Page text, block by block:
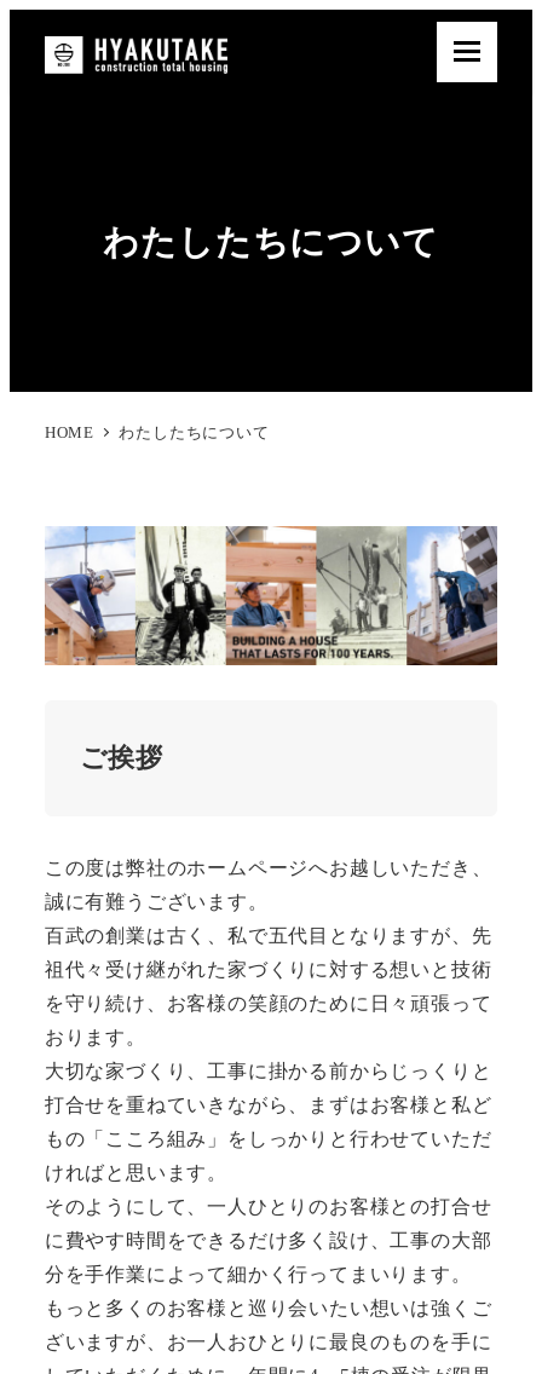
わたしたちについて
HOME わたしたちについて
ご挨拶
この度は弊社のホームページへお越しいただき、
誠に有難うございます。
百武の創業は古く、私で五代目となりますが、先
祖代々受け継がれた家づくりに対する想いと技術
を守り続け、お客様の笑顔のために日々頑張って
おります。
大切な家づくり、工事に掛かる前からじっくりと
打合せを重ねていきながら、まずはお客様と私ど
もの「こころ組み」をしっかりと行わせていただ
ければと思います。
そのようにして、一人ひとりのお客様との打合せ
に費やす時間をできるだけ多く設け、工事の大部
分を手作業によって細かく行ってまいります。
もっと多くのお客様と巡り会いたい想いは強くご
ざいますが、お一人おひとりに最良のものを手に